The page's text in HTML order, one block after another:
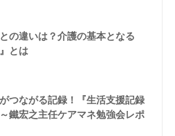
の違いは？介護の基本となる
とは
つながる記録！『生活支援記録
鐵宏之主任ケアマネ勉強会レポ